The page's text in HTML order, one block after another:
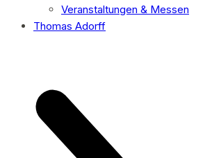
Veranstaltungen & Messen
Thomas Adorff